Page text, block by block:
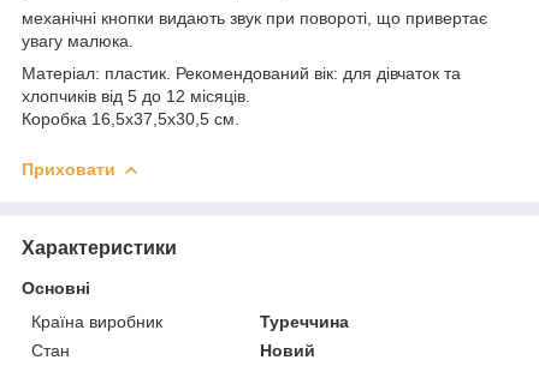
механічні кнопки видають звук при повороті, що привертає
увагу малюка.
Матеріал: пластик. Рекомендований вік: для дівчаток та
хлопчиків від 5 до 12 місяців.
Коробка 16,5x37,5x30,5 см.
Приховати
Характеристики
Основні
Країна виробник
Туреччина
Стан
Новий